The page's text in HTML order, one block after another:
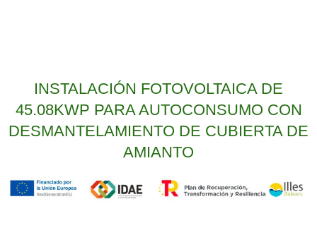
INSTALACIÓN FOTOVOLTAICA DE
45.08KWP PARA AUTOCONSUMO CON
DESMANTELAMIENTO DE CUBIERTA DE
AMIANTO